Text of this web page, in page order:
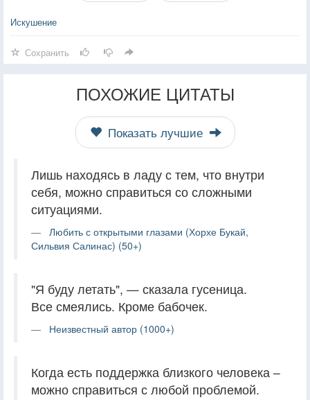
Искушение
Сохранить
ПОХОЖИЕ ЦИТАТЫ
Показать лучшие
Лишь находясь в ладу с тем, что внутри
себя, можно справиться со сложными
ситуациями.
Любить с открытыми глазами (Хорхе Букай,
Сильвия Салинас) (50+)
"Я буду летать", — сказала гусеница.
Все смеялись. Кроме бабочек.
Неизвестный автор (1000+)
Когда есть поддержка близкого человека –
можно справиться с любой проблемой.